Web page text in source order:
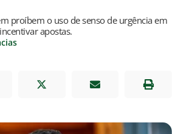
proíbem o uso de senso de urgência em
apostas.